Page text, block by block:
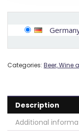
Categories: Beer, Wine
Description
Additional